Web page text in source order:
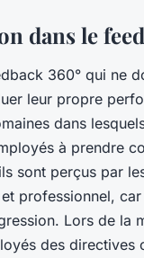
dans le
360° qui ne
leur propre
dans
à prendre
sont perçus par
professionnel,
Lors de la
des directives